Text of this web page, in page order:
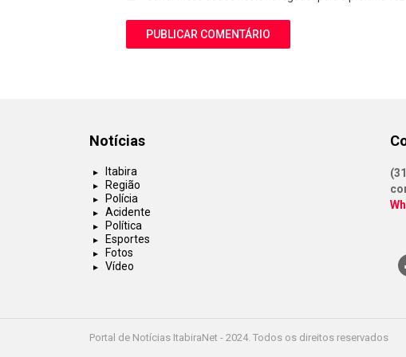
Notícias
Itabira
Região
Polícia
Acidente
Política
Esportes
Fotos
Vídeo
Portal de Notícias ItabiraNet - 2024. Todos os direitos reservados